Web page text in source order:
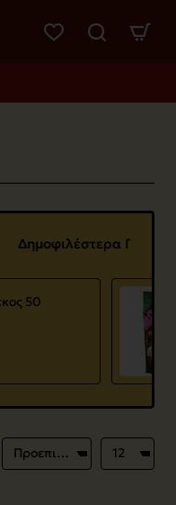
Δημοφιλέστερα
50